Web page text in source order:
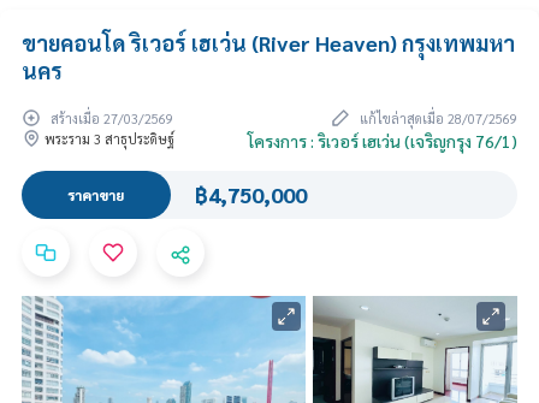
ขายคอนโด ริเวอร์ เฮเว่น (River Heaven) กรุงเทพมหา
นคร
สร้างเมื่อ 27/03/2569
แก้ไขล่าสุดเมื่อ 28/07/2569
พระราม 3 สาธุประดิษฐ์
โครงการ : ริเวอร์ เฮเว่น (เจริญกรุง 76/1)
ราคาขาย ฿4,750,000